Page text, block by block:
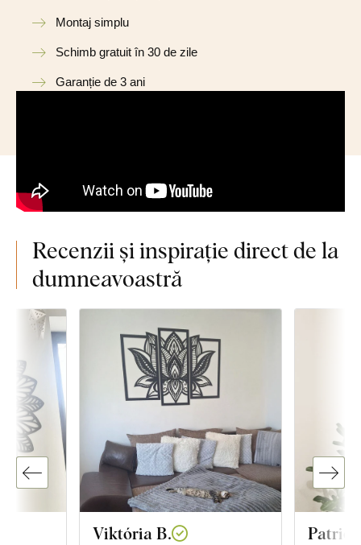
Montaj simplu
Schimb gratuit în 30 de zile
Garanție de 3 ani
Recenzii și inspirație direct de la
dumneavoastră
Viktória B.